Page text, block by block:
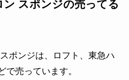
スポンジの売ってる
ポンジは、ロフト、東急ハ
で売っています。